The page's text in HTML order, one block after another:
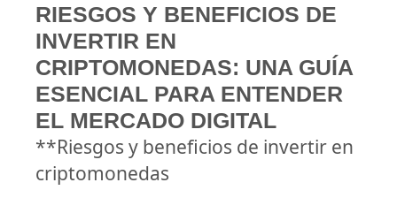
RIESGOS Y BENEFICIOS DE
INVERTIR EN
CRIPTOMONEDAS: UNA GUÍA
ESENCIAL PARA ENTENDER
EL MERCADO DIGITAL
**Riesgos y beneficios de invertir en
criptomonedas